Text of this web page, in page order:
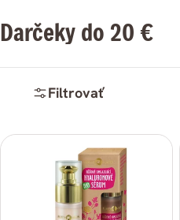
K
ó
Darčeky do 20 €
Filtrovať